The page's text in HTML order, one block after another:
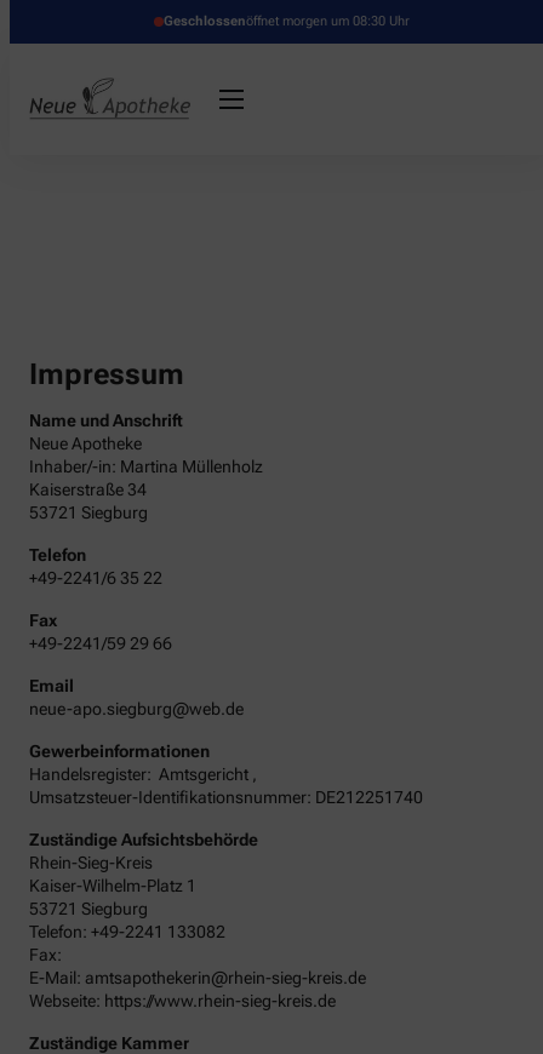
Geschlossenöffnet morgen um 08:30 Uhr
Impressum
Name und Anschrift
Neue Apotheke
Inhaber/-in: Martina Müllenholz
Kaiserstraße 34
53721 Siegburg
Telefon
+49-2241/6 35 22
Fax
+49-2241/59 29 66
Email
neue-apo.siegburg@web.de
Gewerbeinformationen
Handelsregister: Amtsgericht
Umsatzsteuer-Identifikationsnummer: DE212251740
Zuständige Aufsichtsbehörde
Rhein-Sieg-Kreis
Kaiser-Wilhelm-Platz 1
53721 Siegburg
Telefon: +49-2241 133082
Fax:
E-Mail: amtsapothekerin@rhein-sieg-kreis.de
Webseite: https://www.rhein-sieg-kreis.de
Zuständige Kammer